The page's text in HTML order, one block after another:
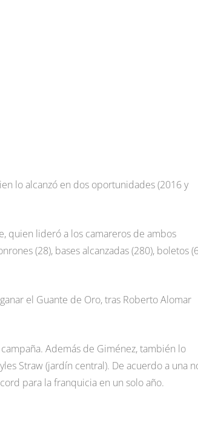
lo alcanzó en dos oportunidades (2016 y
quien lideró a los camareros de ambos
(28), bases alcanzadas (280), boletos
el Guante de Oro, tras Roberto Alomar
Además de Giménez, también lo
Straw (jardín central). De acuerdo a una
para la franquicia en un solo año.